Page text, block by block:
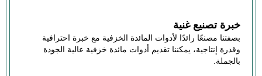
خبرة تصنيع غنية
بصفتنا مصنعًا رائدًا لأدوات المائدة الخزفية مع خبرة احترافية
وقدرة إنتاجية، يمكننا تقديم أدوات مائدة خزفية عالية الجودة
بالجملة.